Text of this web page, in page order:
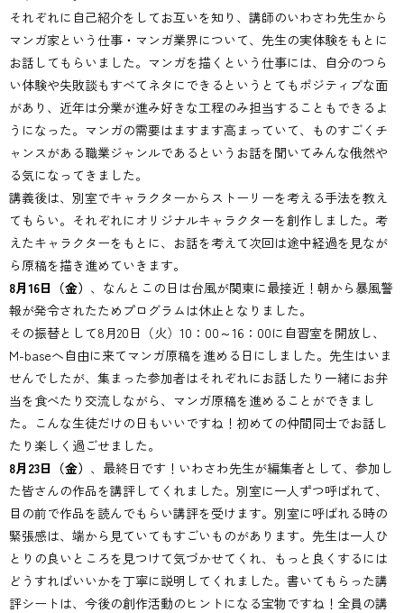
子ども・若者支援
ボランティア活動
コーディネート
それぞれに自己紹介をしてお互いを知り、講師のいわさわ先生から
マンガ家という仕事・マンガ業界について、先生の実体験をもとに
お話してもらいました。マンガを描くという仕事には、自分のつら
い体験や失敗談もすべてネタにできるというとてもポジティブな面
があり、近年は分業が進み好きな工程のみ担当することもできるよ
うになった。マンガの需要はますます高まっていて、ものすごくチ
ャンスがある職業ジャンルであるというお話を聞いてみんな俄然や
る気になってきました。
講義後は、別室でキャラクターからストーリーを考える手法を教え
てもらい。それぞれにオリジナルキャラクターを創作しました。考
えたキャラクターをもとに、お話を考えて次回は途中経過を見なが
ら原稿を描き進めていきます。
8月16日（金） 、なんとこの日は台風が関東に最接近！朝から暴風警
報が発令されたためプログラムは休止となりました。
その振替として8月20日（火）10：00～16：00に自習室を開放し、
M-baseへ自由に来てマンガ原稿を進める日にしました。先生はいま
せんでしたが、集まった参加者はそれぞれにお話したり一緒にお弁
当を食べたり交流しながら、マンガ原稿を進めることができまし
た。こんな生徒だけの日もいいですね！初めての仲間同士でお話し
たり楽しく過ごせました。
8月23日（金） 、最終日です！いわさわ先生が編集者として、参加し
た皆さんの作品を講評してくれました。別室に一人ずつ呼ばれて、
目の前で作品を読んでもらい講評を受けます。別室に呼ばれる時の
緊張感は、端から見ていてもすごいものがあります。先生は一人ひ
とりの良いところを見つけて気づかせてくれ、もっと良くするには
どうすればいいかを丁寧に説明してくれました。書いてもらった講
評シートは、今後の創作活動のヒントになる宝物ですね！全員の講